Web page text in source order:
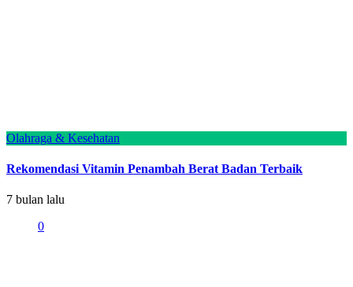
Olahraga & Kesehatan
Rekomendasi Vitamin Penambah Berat Badan Terbaik
7 bulan lalu
0